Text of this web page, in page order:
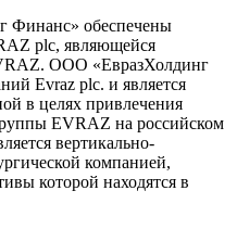
Финанс» обеспечены
plc, являющейся
ООО «ЕвразХолдинг
Evraz plc. и является
в целях привлечения
EVRAZ на российском
вертикально-
компанией,
которой находятся в